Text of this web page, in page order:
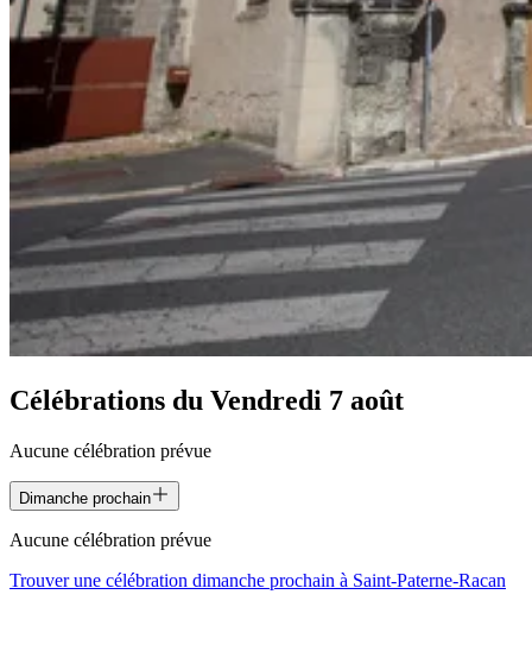
Célébrations du Vendredi 7 août
Aucune célébration prévue
Dimanche prochain
Aucune célébration prévue
Trouver une célébration dimanche prochain à Saint-Paterne-Racan